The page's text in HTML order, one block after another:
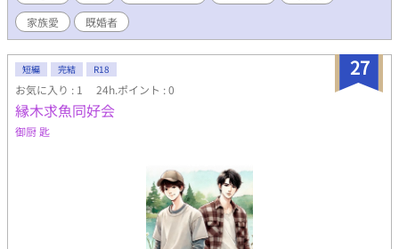
きません ・シリアス：コメディ＝9.9：0.1 BLを書こうと思って書
いたのですが、いざ出来上がるとかなりBL要素の薄い小説となっ
てしまいました。 個人的にはギリBLと言える範囲かな……？と思
うのですが、人によってはそうは見えないかもしれません。ごめ
んなさい。
家族愛
既婚者
27
短編 完結 R18
お気に入り : 1 24h.ポイント : 0
縁木求魚同好会
御厨 匙